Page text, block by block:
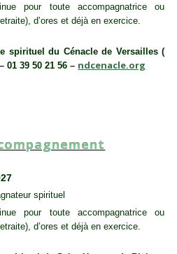
pour toute accompagnatrice ou
d’ores et déjà en exercice.
spirituel du Cénacle de Versailles (
– 01 39 50 21 56 – ndcenacle.org
spirituel
pour toute accompagnatrice ou
d’ores et déjà en exercice.